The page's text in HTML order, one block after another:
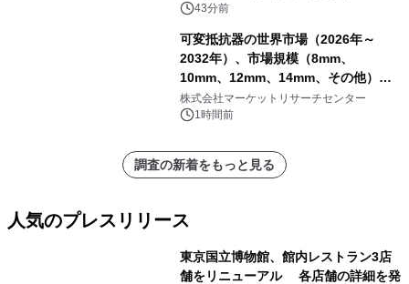
43分前
可変抵抗器の世界市場（2026年～
2032年）、市場規模（8mm、
10mm、12mm、14mm、その他）・
分析レポートを発表
株式会社マーケットリサーチセンター
1時間前
調査の新着をもっと見る
人気のプレスリリース
東京国立博物館、館内レストラン3店
舗をリニューアル 各店舗の詳細を発